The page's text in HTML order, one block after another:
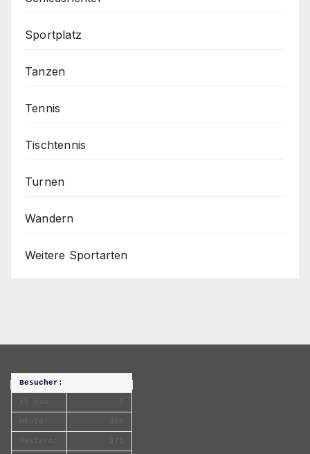
Sportplatz
Tanzen
Tennis
Tischtennis
Turnen
Wandern
Weitere Sportarten
Besucher: